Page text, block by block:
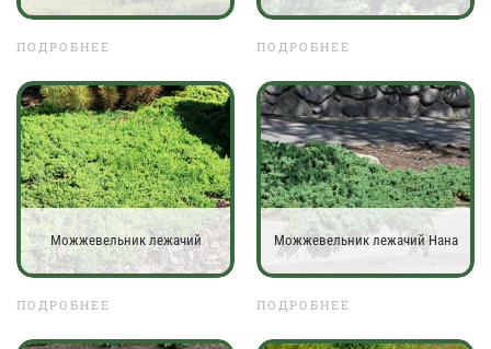
ПОДРОБНЕЕ ПОДРОБНЕЕ
Можжевельник лежачий
ПОДРОБНЕЕ
Можжевельник лежачий Нана
ПОДРОБНЕЕ